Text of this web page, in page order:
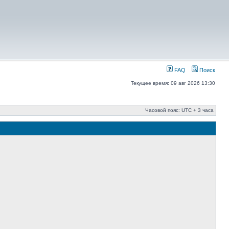
FAQ Поиск
Текущее время: 09 авг 2026 13:30
Часовой пояс: UTC + 3 часа